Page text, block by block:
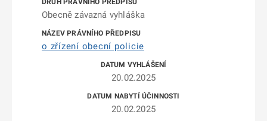
Obecně závazná vyhláška
o zřízení obecní policie
20.02.2025
20.02.2025